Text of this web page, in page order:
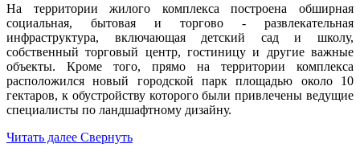
На территории жилого комплекса построена обширная
социальная, бытовая и торгово - развлекательная
инфраструктура, включающая детский сад и школу,
собственный торговый центр, гостиницу и другие важные
объекты. Кроме того, прямо на территории комплекса
расположился новый городской парк площадью около 10
гектаров, к обустройству которого были привлечены ведущие
специалисты по ландшафтному дизайну.
Читать далее Свернуть